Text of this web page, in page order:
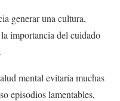
generar una cultura,
importancia del cuidado
mental evitaría muchas
episodios lamentables,